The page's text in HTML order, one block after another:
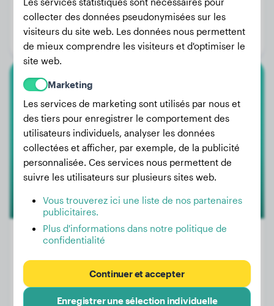
Poids:
Âge:
2 ans, 11 mois
Genre:
Mâle
Bella
Âge:
3 ans
collecter des données pseudonymisées sur les
visiteurs du site web. Les données nous permettent
de mieux comprendre les visiteurs et d'optimiser le
site web.
Marketing
Les services de marketing sont utilisés par nous et
des tiers pour enregistrer le comportement des
utilisateurs individuels, analyser les données
collectées et afficher, par exemple, de la publicité
personnalisée. Ces services nous permettent de
suivre les utilisateurs sur plusieurs sites web.
Vous trouverez ici une liste de nos partenaires
publicitaires.
Plus d'informations dans notre politique de
confidentialité
Continuer et accepter
Enregistrer une sélection individuelle